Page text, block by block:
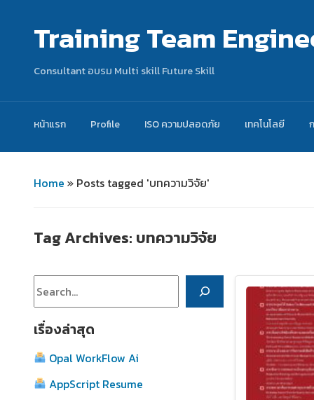
Training Team
Consultant อบรม Multi skill Future Skill
หน้าแรก Profile ISO ความปลอดภัย เทคโนโลยี
Home » Posts tagged 'บทความวิจัย'
Tag Archives: บทความวิจัย
เรื่องล่าสุด
Opal WorkFlow Ai
AppScript Resume